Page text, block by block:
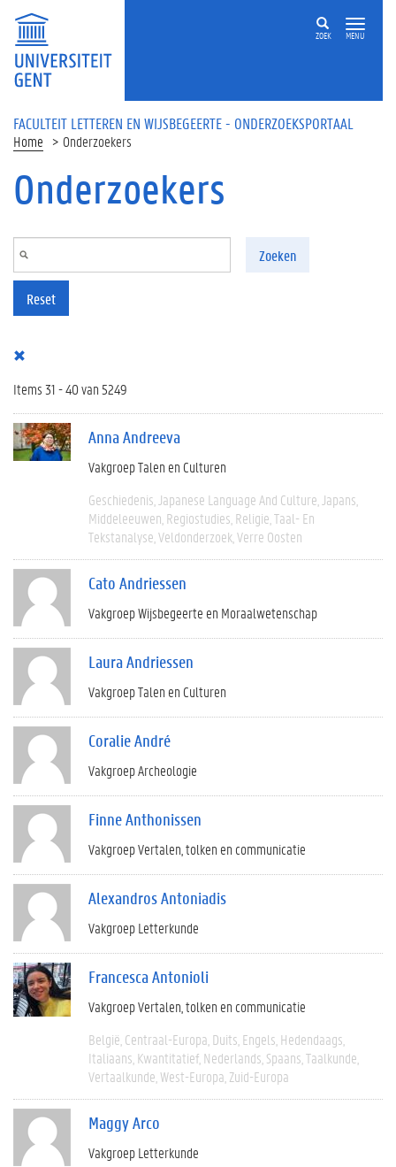
Overslaan en naar de inhoud gaan
ZOEK MENU
FACULTEIT LETTEREN EN WIJSBEGEERTE - ONDERZOEKSPORTAAL
Home Onderzoekers
Onderzoekers
Zoeken
Reset
Items 31 - 40 van 5249
Anna Andreeva
Vakgroep Talen en Culturen
Geschiedenis Japanese Language And Culture Japans
Middeleeuwen Regiostudies Religie Taal- En
Tekstanalyse Veldonderzoek Verre Oosten
Cato Andriessen
Vakgroep Wijsbegeerte en Moraalwetenschap
Laura Andriessen
Vakgroep Talen en Culturen
Coralie André
Vakgroep Archeologie
Finne Anthonissen
Vakgroep Vertalen, tolken en communicatie
Alexandros Antoniadis
Vakgroep Letterkunde
Francesca Antonioli
Vakgroep Vertalen, tolken en communicatie
België Centraal-Europa Duits Engels Hedendaags
Italiaans Kwantitatief Nederlands Spaans Taalkunde
Vertaalkunde West-Europa Zuid-Europa
Maggy Arco
Vakgroep Letterkunde